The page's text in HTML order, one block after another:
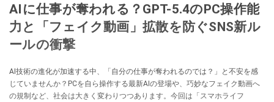
AIに仕事が奪われる？GPT-5.4のPC操作能
力と「フェイク動画」拡散を防ぐSNS新ル
ールの衝撃
AI技術の進化が加速する中、「自分の仕事が奪われるのでは？」と不安を感
じていませんか？PCを自ら操作する最新AIの登場や、巧妙なフェイク動画へ
の規制など、社会は大きく変わりつつあります。今回は「スマホライフ